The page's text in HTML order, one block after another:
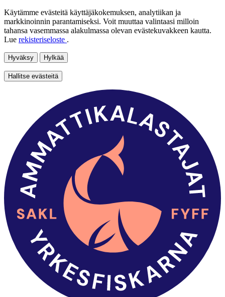
Käytämme evästeitä käyttäjäkokemuksen, analytiikan ja
markkinoinnin parantamiseksi. Voit muuttaa valintaasi milloin
tahansa vasemmassa alakulmassa olevan evästekuvakkeen kautta.
Lue rekisteriseloste .
Hyväksy Hylkää
Hallitse evästeitä